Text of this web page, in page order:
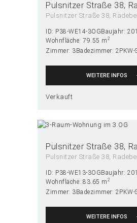
Pulsnitzer Straße 38
Pulsnitzer Straße 38,
ID: P38-WE14-3OG Baujahr:
Wohnfläche: 79.55 m 2
Zimmer: 3Badezimmer: 2PKW-
WEITERE INFOS
Verkauft
Pulsnitzer Straße 38
Pulsnitzer Straße 38,
ID: P38-WE13-3OGBaujahr:
Wohnfläche: 83.65 m 2
Zimmer: 3Badezimmer: 2 PKW-
WEITERE INFOS